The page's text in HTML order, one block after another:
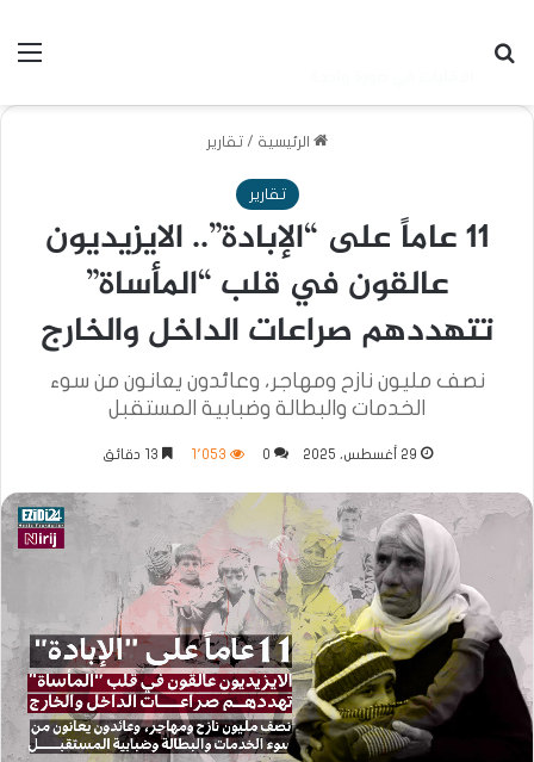
الرئيسية / تقارير
تقارير
11 عاماً على “الإبادة”.. الايزيديون
عالقون في قلب “المأساة”
تتهددهم صراعات الداخل والخارج
نصف مليون نازح ومهاجر، وعائدون يعانون من سوء
الخدمات والبطالة وضبابية المستقبل
29 أغسطس، 2025 0 1٬053